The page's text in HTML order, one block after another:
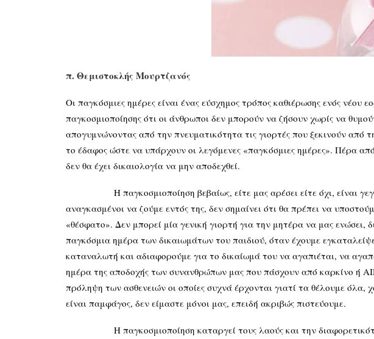
π. Θεμιστοκλής Μουρτζανός
Οι παγκόσμιες ημέρες είναι ένας εύσχημος τρόπος καθιέρωσης ενός
παγκοσμιοποίησης ότι οι άνθρωποι δεν μπορούν να ζήσουν χωρίς να
απογυμνώνοντας από την πνευματικότητα τις γιορτές που ξεκινούν από
το έδαφος ώστε να υπάρχουν οι λεγόμενες «παγκόσμιες ημέρες». Πέρα
δεν θα έχει δικαιολογία να μην αποδεχθεί.
Η παγκοσμιοποίηση βεβαίως, είτε μας αρέσει είτε όχι, είναι
αναγκασμένοι να ζούμε εντός της, δεν σημαίνει ότι θα πρέπει να
«θέσφατο». Δεν μπορεί μία γενική γιορτή για την μητέρα να μας ενώσει,
παγκόσμια ημέρα των δικαιωμάτων του παιδιού, όταν έχουμε
καταναλωτή και αδιαφορούμε για το δικαίωμά του να αγαπιέται, να
ημέρα της αποδοχής των συνανθρώπων μας που πάσχουν από καρκίνο ή
πρόληψη των ασθενειών οι οποίες συχνά έρχονται γιατί τα θέλουμε
είναι παμφάγος, δεν είμαστε μόνοι μας, επειδή ακριβώς πιστεύουμε.
Η παγκοσμιοποίηση καταργεί τους λαούς και την